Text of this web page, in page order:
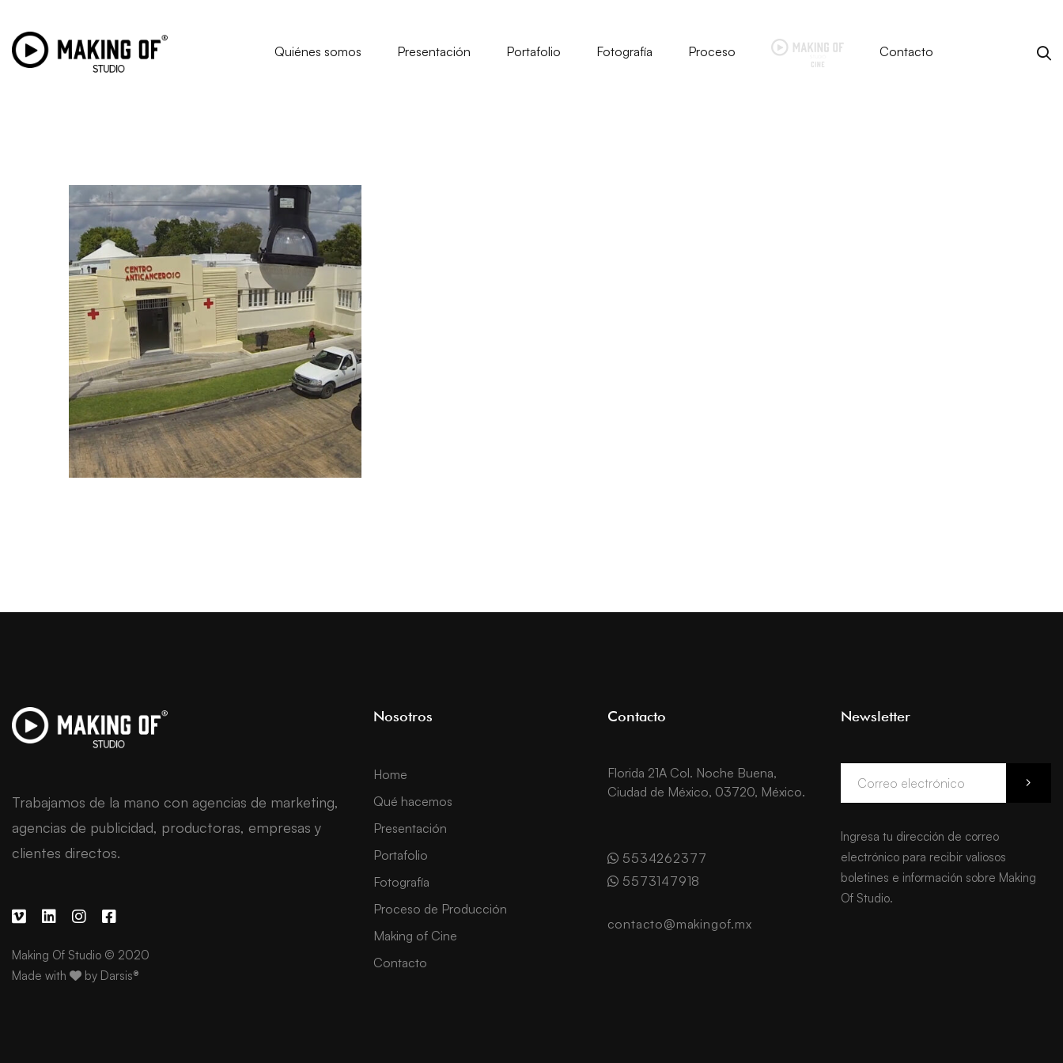
Quiénes somos Presentación Portafolio Fotografía Proceso Contacto
Trabajamos de la mano con agencias de marketing,
agencias de publicidad, productoras, empresas y
clientes directos.
Making Of Studio © 2020
Made with
by Darsis®
Nosotros
Home
Qué hacemos
Presentación
Portafolio
Fotografía
Proceso de Producción
Making of Cine
Contacto
Contacto
Florida 21A Col. Noche Buena,
Ciudad de México, 03720, México.
5534262377
5573147918
contacto@makingof.mx
Newsletter
Ingresa tu dirección de correo
electrónico para recibir valiosos
boletines e información sobre Making
Of Studio.